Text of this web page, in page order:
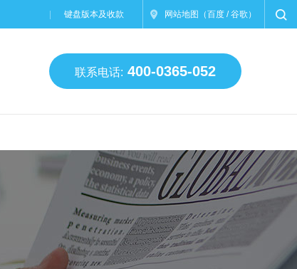
网站地图 （百度 /谷歌 ）
键盘版本及收款
联系电话: 400-0365-052